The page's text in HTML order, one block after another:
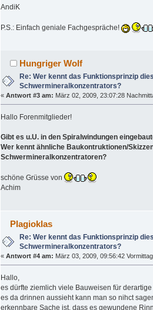
AndiK
P.S.: Einfach geniale Fachgespräche!
Hungriger Wolf
Re: Wer kennt das Funktionsprinzip
Schwermineralkonzentrators?
« Antwort #3 am: März 02, 2009, 23:07:28
Hallo Forenmitglieder!
Gibt es u.U. in den Spiralwindungen
Wer kennt ähnliche Baukontruktionen/
Schwermineralkonzentratoren?
schöne Grüsse von
Achim
Plagioklas
Re: Wer kennt das Funktionsprinzip
Schwermineralkonzentrators?
« Antwort #4 am: März 03, 2009, 09:56:42
Hallo,
es dürfte ziemlich viele Bauweisen für
es da drinnen aussieht kann man so nihct
erkennbare Sache ist, dass es gewundene